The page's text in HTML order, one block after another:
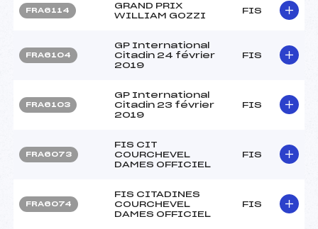
FRA6114
GRAND PRIX
WILLIAM GOZZI
FIS
FRA6104
GP International
Citadin 24 février
2019
FIS
FRA6103
GP International
Citadin 23 février
2019
FIS
FRA6073
FIS CIT
COURCHEVEL
DAMES OFFICIEL
FIS
FRA6074
FIS CITADINES
COURCHEVEL
DAMES OFFICIEL
FIS